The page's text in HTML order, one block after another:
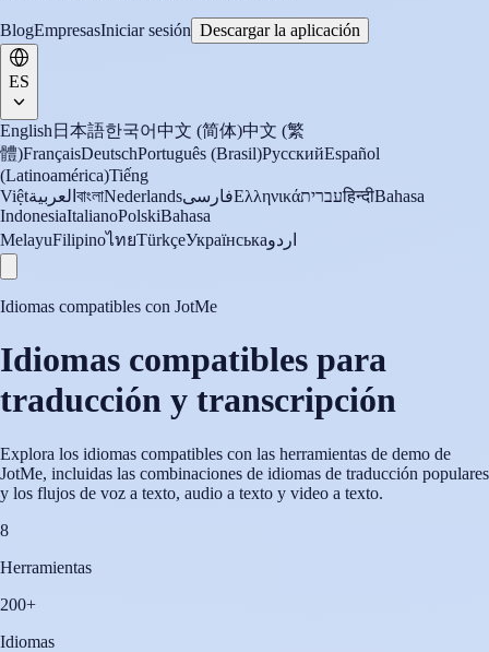
BlogEmpresasIniciar sesión Descargar la aplicación
ES
English 日本語한국어 中文 (简体)中文 (繁
體)FrançaisDeutschPortuguês (Brasil)РусскийEspañol
(Latinoamérica)Tiếng
Việtالعربية বাংলাNederlandsفارسیΕλληνικάעבריתहिन्दीBahasa
IndonesiaItalianoPolskiBahasa
MelayuFilipinoไทยTürkçeУкраїнськаاردو
Idiomas compatibles con JotMe
Idiomas compatibles para
traducción y transcripción
Explora los idiomas compatibles con las herramientas de demo de
JotMe, incluidas las combinaciones de idiomas de traducción populares
y los flujos de voz a texto, audio a texto y video a texto.
8
Herramientas
200+
Idiomas